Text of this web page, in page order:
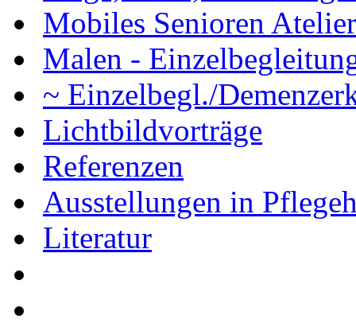
Mobiles Senioren
Malen -
~ Einzelbegl./
Lichtbildvorträge
Referenzen
Ausstellungen in
Literatur